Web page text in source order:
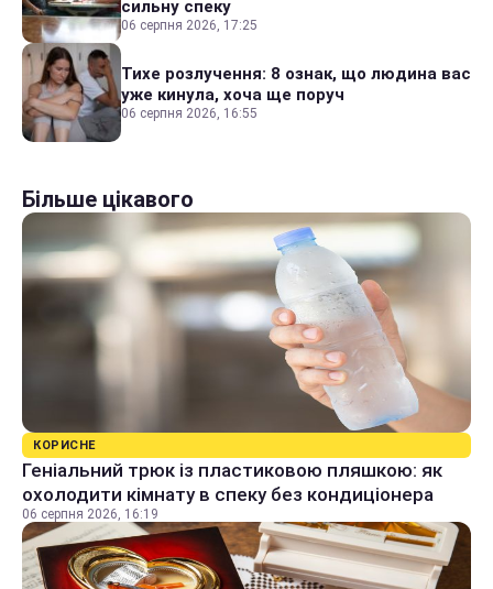
сильну спеку
06 серпня 2026, 17:25
Тихе розлучення: 8 ознак, що людина вас
уже кинула, хоча ще поруч
06 серпня 2026, 16:55
Більше цікавого
КОРИСНЕ
Геніальний трюк із пластиковою пляшкою: як
охолодити кімнату в спеку без кондиціонера
06 серпня 2026, 16:19